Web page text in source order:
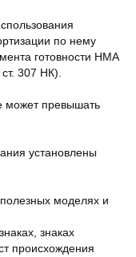
по нему
готовности НМА
307 НК).
может превышать
установлены
моделях и
знаках
происхождения